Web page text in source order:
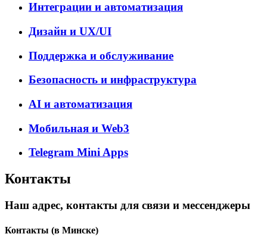
Интеграции и автоматизация
Дизайн и UX/UI
Поддержка и обслуживание
Безопасность и инфраструктура
AI и автоматизация
Мобильная и Web3
Telegram Mini Apps
Контакты
Наш адрес, контакты для связи и мессенджеры
Контакты (в Минске)